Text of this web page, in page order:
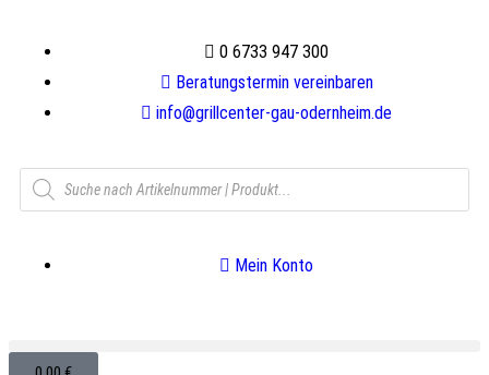
0 6733 947 300
Beratungstermin vereinbaren
info@grillcenter-gau-odernheim.de
Mein Konto